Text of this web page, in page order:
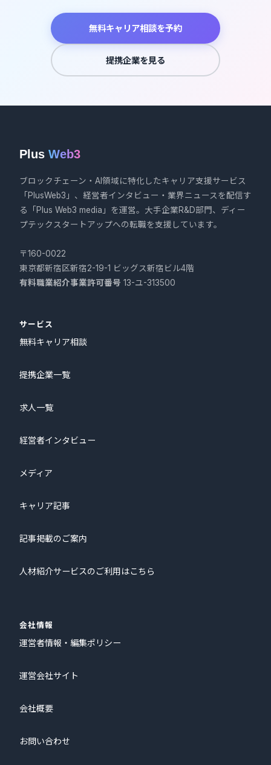
無料キャリア相談を予約
提携企業を見る
Plus Web3
ブロックチェーン・AI領域に特化したキャリア支援サービス
「PlusWeb3」、経営者インタビュー・業界ニュースを配信す
る「Plus Web3 media」を運営。大手企業R&D部門、ディー
プテックスタートアップへの転職を支援しています。
〒160-0022
東京都新宿区新宿2-19-1 ビッグス新宿ビル4階
有料職業紹介事業許可番号 13-ユ-313500
サービス
無料キャリア相談
提携企業一覧
求人一覧
経営者インタビュー
メディア
キャリア記事
記事掲載のご案内
人材紹介サービスのご利用はこちら
会社情報
運営者情報・編集ポリシー
運営会社サイト
会社概要
お問い合わせ